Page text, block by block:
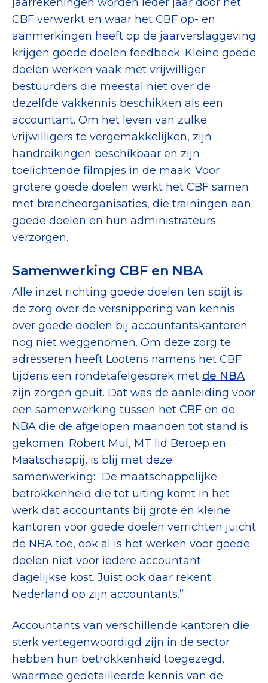
CBF verwerkt en waar het CBF op- en
aanmerkingen heeft op de jaarverslaggeving
krijgen goede doelen feedback. Kleine goede
doelen werken vaak met vrijwilliger
bestuurders die meestal niet over de
dezelfde vakkennis beschikken als een
accountant. Om het leven van zulke
vrijwilligers te vergemakkelijken, zijn
handreikingen beschikbaar en zijn
toelichtende filmpjes in de maak. Voor
grotere goede doelen werkt het CBF samen
met brancheorganisaties, die trainingen aan
goede doelen en hun administrateurs
verzorgen.
Samenwerking CBF en NBA
Alle inzet richting goede doelen ten spijt is
de zorg over de versnippering van kennis
over goede doelen bij accountantskantoren
nog niet weggenomen. Om deze zorg te
adresseren heeft Lootens namens het CBF
tijdens een rondetafelgesprek met de NBA
zijn zorgen geuit. Dat was de aanleiding voor
een samenwerking tussen het CBF en de
NBA die de afgelopen maanden tot stand is
gekomen. Robert Mul, MT lid Beroep en
Maatschappij, is blij met deze
samenwerking: “De maatschappelijke
betrokkenheid die tot uiting komt in het
werk dat accountants bij grote én kleine
kantoren voor goede doelen verrichten juicht
de NBA toe, ook al is het werken voor goede
doelen niet voor iedere accountant
dagelijkse kost. Juist ook daar rekent
Nederland op zijn accountants.”
Accountants van verschillende kantoren die
sterk vertegenwoordigd zijn in de sector
hebben hun betrokkenheid toegezegd,
waarmee gedetailleerde kennis van de